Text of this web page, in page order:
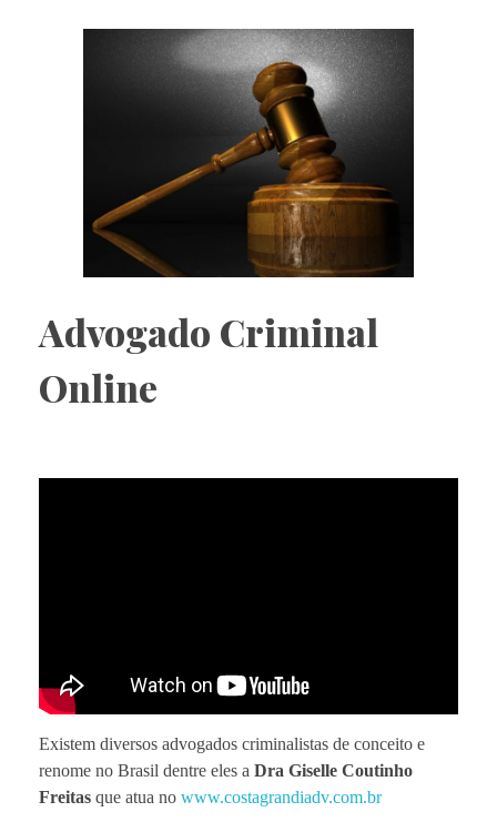
Advogado Criminal
Online
Existem diversos advogados criminalistas de conceito e
renome no Brasil dentre eles a Dra Giselle Coutinho
Freitas que atua no www.costagrandiadv.com.br